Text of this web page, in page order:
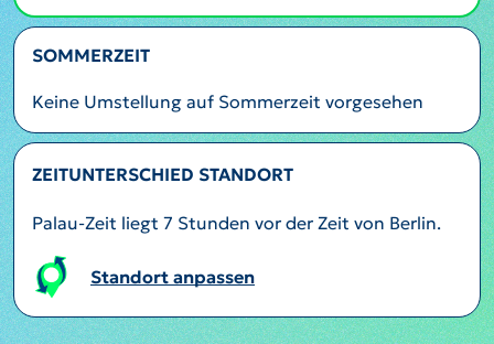
SOMMERZEIT
Keine Umstellung auf Sommerzeit vorgesehen
ZEITUNTERSCHIED STANDORT
Palau-Zeit liegt 7 Stunden vor der Zeit von Berlin.
Standort anpassen